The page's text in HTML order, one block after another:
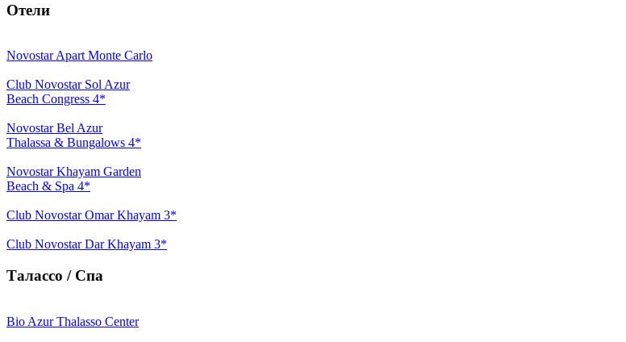
Отели
Novostar Apart Monte Carlo
Club Novostar Sol Azur
Beach Congress 4*
Novostar Bel Azur
Thalassa & Bungalows 4*
Novostar Khayam Garden
Beach & Spa 4*
Club Novostar Omar Khayam 3*
Club Novostar Dar Khayam 3*
Талассо / Спа
Bio Azur Thalasso Center